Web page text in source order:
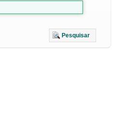
Pesquisar